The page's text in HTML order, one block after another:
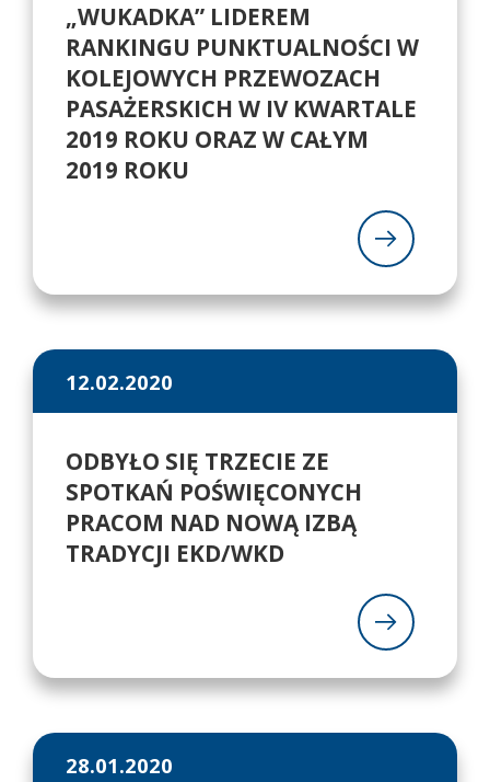
„WUKADKA” LIDEREM
RANKINGU PUNKTUALNOŚCI W
KOLEJOWYCH PRZEWOZACH
PASAŻERSKICH W IV KWARTALE
2019 ROKU ORAZ W CAŁYM
2019 ROKU
12.02.2020
ODBYŁO SIĘ TRZECIE ZE
SPOTKAŃ POŚWIĘCONYCH
PRACOM NAD NOWĄ IZBĄ
TRADYCJI EKD/WKD
28.01.2020